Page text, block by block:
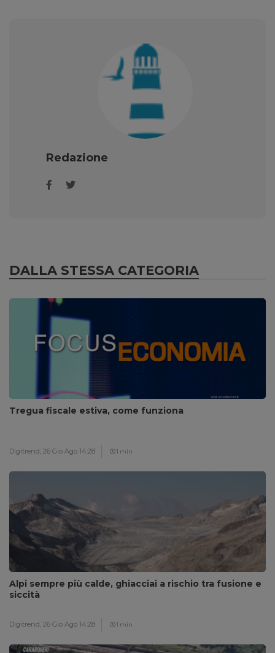
Redazione
DALLA STESSA CATEGORIA
Tregua fiscale estiva, come funziona
Digitrend, 26 Gio Ago 14:28 1 min
Alpi sempre più calde, ghiacciai a rischio tra fusione e
siccità
Digitrend, 26 Gio Ago 14:28 1 min